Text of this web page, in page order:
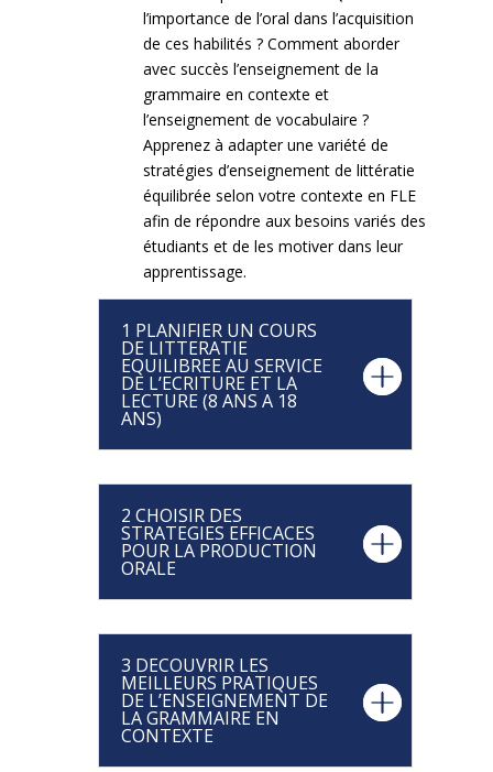
l’importance de l’oral dans l’acquisition
de ces habilités ? Comment aborder
avec succès l’enseignement de la
grammaire en contexte et
l’enseignement de vocabulaire ?
Apprenez à adapter une variété de
stratégies d’enseignement de littératie
équilibrée selon votre contexte en FLE
afin de répondre aux besoins variés des
étudiants et de les motiver dans leur
apprentissage.
1 PLANIFIER UN COURS
DE LITTERATIE
EQUILIBREE AU SERVICE
DE L’ECRITURE ET LA
LECTURE (8 ANS A 18
ANS)
2 CHOISIR DES
STRATEGIES EFFICACES
POUR LA PRODUCTION
ORALE
3 DECOUVRIR LES
MEILLEURS PRATIQUES
DE L’ENSEIGNEMENT DE
LA GRAMMAIRE EN
CONTEXTE